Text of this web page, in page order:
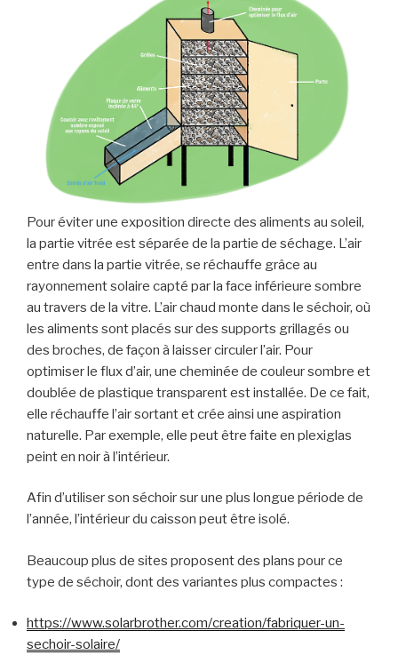
Pour éviter une exposition directe des aliments au soleil,
la partie vitrée est séparée de la partie de séchage. L’air
entre dans la partie vitrée, se réchauffe grâce au
rayonnement solaire capté par la face inférieure sombre
au travers de la vitre. L’air chaud monte dans le séchoir, où
les aliments sont placés sur des supports grillagés ou
des broches, de façon à laisser circuler l’air. Pour
optimiser le flux d’air, une cheminée de couleur sombre et
doublée de plastique transparent est installée. De ce fait,
elle réchauffe l’air sortant et crée ainsi une aspiration
naturelle. Par exemple, elle peut être faite en plexiglas
peint en noir à l’intérieur.
Afin d’utiliser son séchoir sur une plus longue période de
l’année, l’intérieur du caisson peut être isolé.
Beaucoup plus de sites proposent des plans pour ce
type de séchoir, dont des variantes plus compactes :
https://www.solarbrother.com/creation/fabriquer-un-
sechoir-solaire/